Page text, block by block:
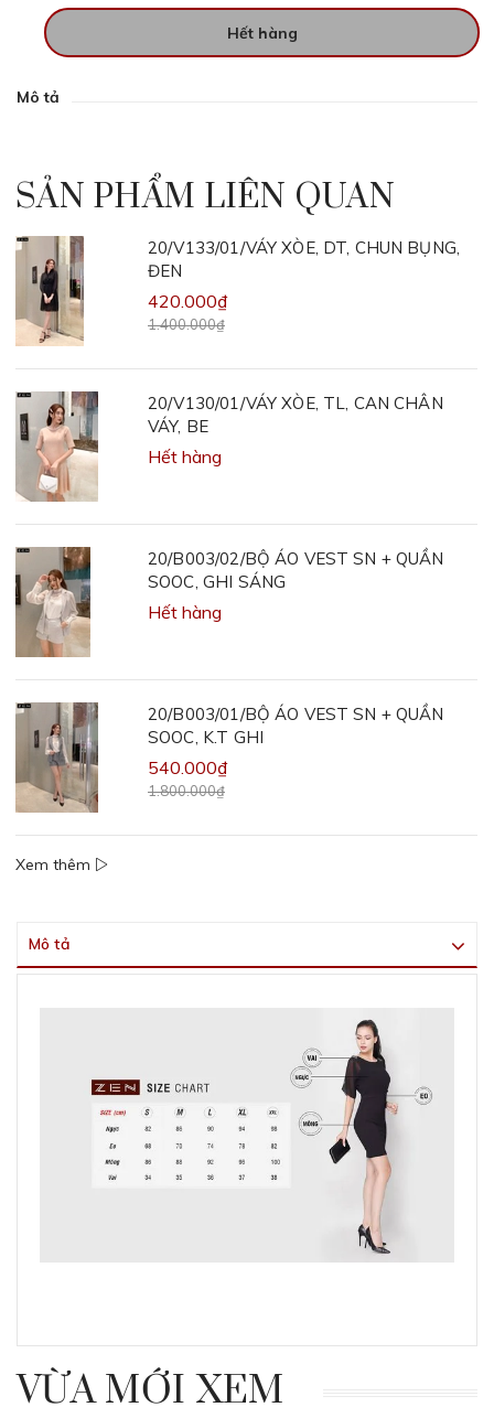
Hết hàng
Mô tả
SẢN PHẨM LIÊN QUAN
20/V133/01/VÁY XÒE, DT, CHUN BỤNG,
ĐEN
420.000₫
1.400.000₫
20/V130/01/VÁY XÒE, TL, CAN CHÂN
VÁY, BE
Hết hàng
20/B003/02/BỘ ÁO VEST SN + QUẦN
SOOC, GHI SÁNG
Hết hàng
20/B003/01/BỘ ÁO VEST SN + QUẦN
SOOC, K.T GHI
540.000₫
1.800.000₫
Xem thêm
Mô tả
VỪA MỚI XEM